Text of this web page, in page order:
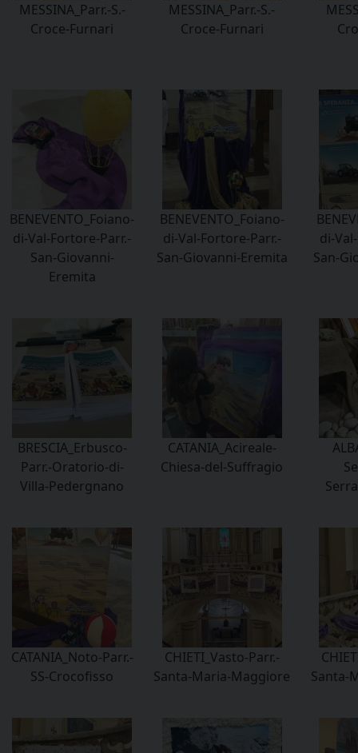
MESSINA_Parr.-S.-
Croce-Furnari
MESSINA_Parr.-S.-
Croce-Furnari
BENEVENTO_Foiano-
di-Val-Fortore-Parr.-
San-Giovanni-
Eremita
BENEVENTO_Foiano-
di-Val-Fortore-Parr.-
San-Giovanni-Eremita
di-
San-
BRESCIA_Erbusco-
Parr.-Oratorio-di-
Villa-Pedergnano
CATANIA_Acireale-
Chiesa-del-Suffragio
CATANIA_Noto-Parr.-
SS-Crocofisso
CHIETI_Vasto-Parr.-
Santa-Maria-Maggiore
Santa-